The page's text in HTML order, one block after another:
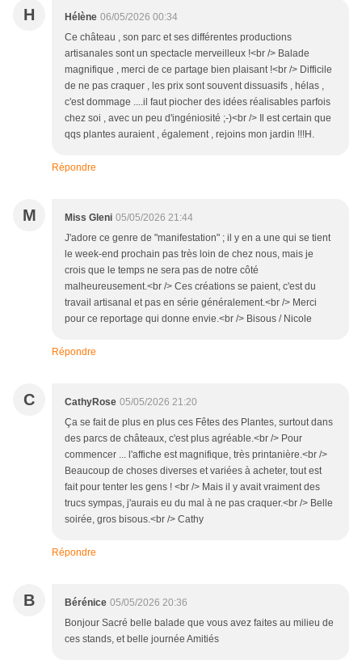
H Hélène 06/05/2026 00:34
Ce château , son parc et ses différentes productions
artisanales sont un spectacle merveilleux !<br /> Balade
magnifique , merci de ce partage bien plaisant !<br /> Difficile
de ne pas craquer , les prix sont souvent dissuasifs , hélas ,
c'est dommage ....il faut piocher des idées réalisables parfois
chez soi , avec un peu d'ingéniosité ;-)<br /> Il est certain que
qqs plantes auraient , également , rejoins mon jardin !!!H.
Répondre
M Miss Gleni 05/05/2026 21:44
J'adore ce genre de "manifestation" ; il y en a une qui se tient
le week-end prochain pas très loin de chez nous, mais je
crois que le temps ne sera pas de notre côté
malheureusement.<br /> Ces créations se paient, c'est du
travail artisanal et pas en série généralement.<br /> Merci
pour ce reportage qui donne envie.<br /> Bisous / Nicole
Répondre
C CathyRose 05/05/2026 21:20
Ça se fait de plus en plus ces Fêtes des Plantes, surtout dans
des parcs de châteaux, c'est plus agréable.<br /> Pour
commencer ... l'affiche est magnifique, très printanière.<br />
Beaucoup de choses diverses et variées à acheter, tout est
fait pour tenter les gens ! <br /> Mais il y avait vraiment des
trucs sympas, j'aurais eu du mal à ne pas craquer.<br /> Belle
soirée, gros bisous.<br /> Cathy
Répondre
B Bérénice 05/05/2026 20:36
Bonjour Sacré belle balade que vous avez faites au milieu de
ces stands, et belle journée Amitiés